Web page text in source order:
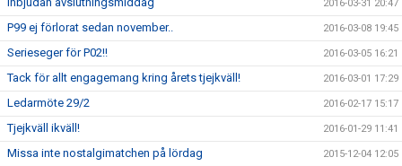
2016-03-31 20:47
P99 ej förlorat sedan november.. 2016-03-08 19:45
Serieseger för P02!! 2016-03-05 16:21
Tack för allt engagemang kring årets tjejkväll! 2016-03-01 17:29
Ledarmöte 29/2 2016-02-17 15:17
Tjejkväll ikväll! 2016-01-29 11:41
Missa inte nostalgimatchen på lördag 2015-12-04 12:05